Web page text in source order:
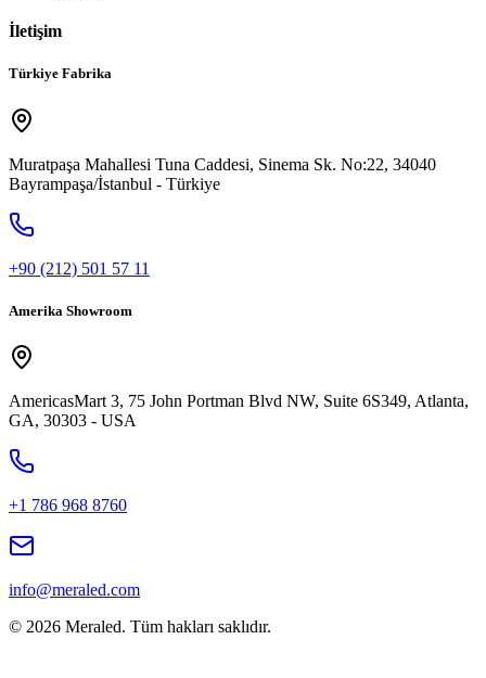
İletişim
Türkiye Fabrika
Muratpaşa Mahallesi Tuna Caddesi, Sinema Sk. No:22, 34040
Bayrampaşa/İstanbul - Türkiye
+90 (212) 501 57 11
Amerika Showroom
AmericasMart 3, 75 John Portman Blvd NW, Suite 6S349, Atlanta,
GA, 30303 - USA
+1 786 968 8760
info@meraled.com
© 2026 Meraled. Tüm hakları saklıdır.